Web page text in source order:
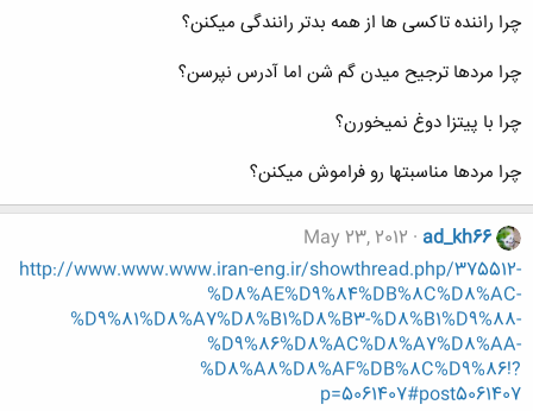
چرا راننده تاکسی ها از همه بدتر رانندگی میکنن؟
چرا مردها ترجیح میدن گم شن اما آدرس نپرسن؟
چرا با پیتزا دوغ نمیخورن؟
چرا مردها مناسبتها رو فراموش میکنن؟
ad_kh66
May 23, 2012
http://www.www.www.iran-eng.ir/showthread.php/375512-
%D8%AE%D9%84%DB%8C%D8%AC-
%D9%81%D8%A7%D8%B1%D8%B3-%D8%B1%D9%88-
%D9%86%D8%AC%D8%A7%D8%AA-
%D8%A8%D8%AF%DB%8C%D9%86!?
p=5061407#post5061407